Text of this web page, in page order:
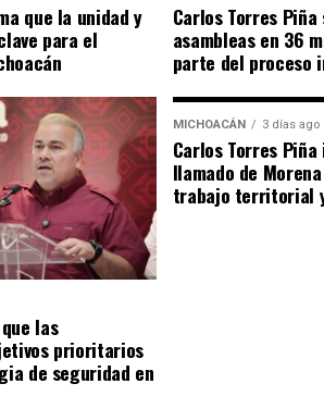
que la unidad y
para el
Carlos Torres
asambleas en 36
parte del proceso
las
prioritarios
de seguridad en
MICHOACÁN 3 días ago
Carlos Torres
llamado de
trabajo territorial